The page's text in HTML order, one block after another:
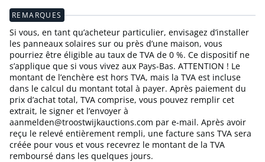
REMARQUES
Si vous, en tant qu’acheteur particulier, envisagez d’installer
les panneaux solaires sur ou près d’une maison, vous
pourriez être éligible au taux de TVA de 0 %. Ce dispositif ne
s’applique que si vous vivez aux Pays-Bas. ATTENTION ! Le
montant de l’enchère est hors TVA, mais la TVA est incluse
dans le calcul du montant total à payer. Après paiement du
prix d’achat total, TVA comprise, vous pouvez remplir cet
extrait, le signer et l’envoyer à
aanmelden@troostwijkauctions.com par e-mail. Après avoir
reçu le relevé entièrement rempli, une facture sans TVA sera
créée pour vous et vous recevrez le montant de la TVA
remboursé dans les quelques jours.